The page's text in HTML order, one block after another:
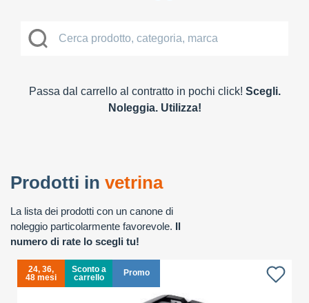
Passa dal carrello al contratto in pochi click! Scegli.
Noleggia. Utilizza!
Prodotti in vetrina
La lista dei prodotti con un canone di
noleggio particolarmente favorevole. Il
numero di rate lo scegli tu!
24, 36,
48 mesi
Sconto a
carrello
Promo